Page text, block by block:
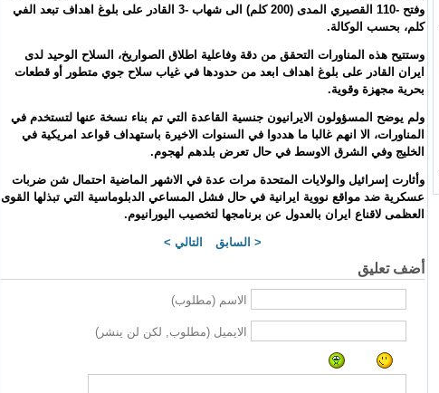
وفتح -110 القصيري المدى (200 كلم) الى شهاب -3 القادر على بلوغ اهداف تبعد الفي
كلم، بحسب الوكالة.
وستتيح هذه المناورات التحقق من دقة وفاعلية اطلاق الصواريخ، السلاح الوحيد لدى
ايران القادر على بلوغ اهداف ابعد من حدودها في غياب سلاح جوي متطور أو قطعات
بحرية مجهزة وقوية.
ولم يوضح المسؤولون الايرانيون جنسية القاعدة التي تم بناء نسخة عنها لتستخدم في
المناورات، الا انهم غالبا ما هددوا في السنوات الاخيرة باستهداف قواعد امريكية في
الخليج وفي الشرق الاوسط في حال تعرض بلدهم لهجوم.
وأثارت إسرائيل والولايات المتحدة مرات عدة في الاشهر الماضية احتمال شن ضربات
عسكرية ضد مواقع نووية ايرانية في حال فشل المساعي الدبلوماسية التي تبذلها القوى
العظمى لاقناع ايران بالعدول عن برنامجها لتخصيب اليورانيوم.
< السابق التالي >
أضف تعليق
الاسم (مطلوب)
الايميل (مطلوب, لكن لن ينشر)